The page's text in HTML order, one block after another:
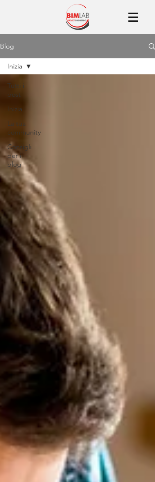
Blog
Tutti i
post
Inizia
La tua
community
Consigli
per il
blog
Inizia